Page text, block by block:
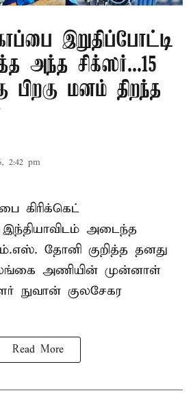
இறுதிப்போட்டி
அந்த சிக்ஸர்...15
பிறகு மனம் திறந்த
2:42 pm
கிரிக்கெட்
இந்தியாவிடம் அடைந்த
தோனி குறித்த தனது
அணியின் முன்னாள்
நுவான் குலசேகர
Read More